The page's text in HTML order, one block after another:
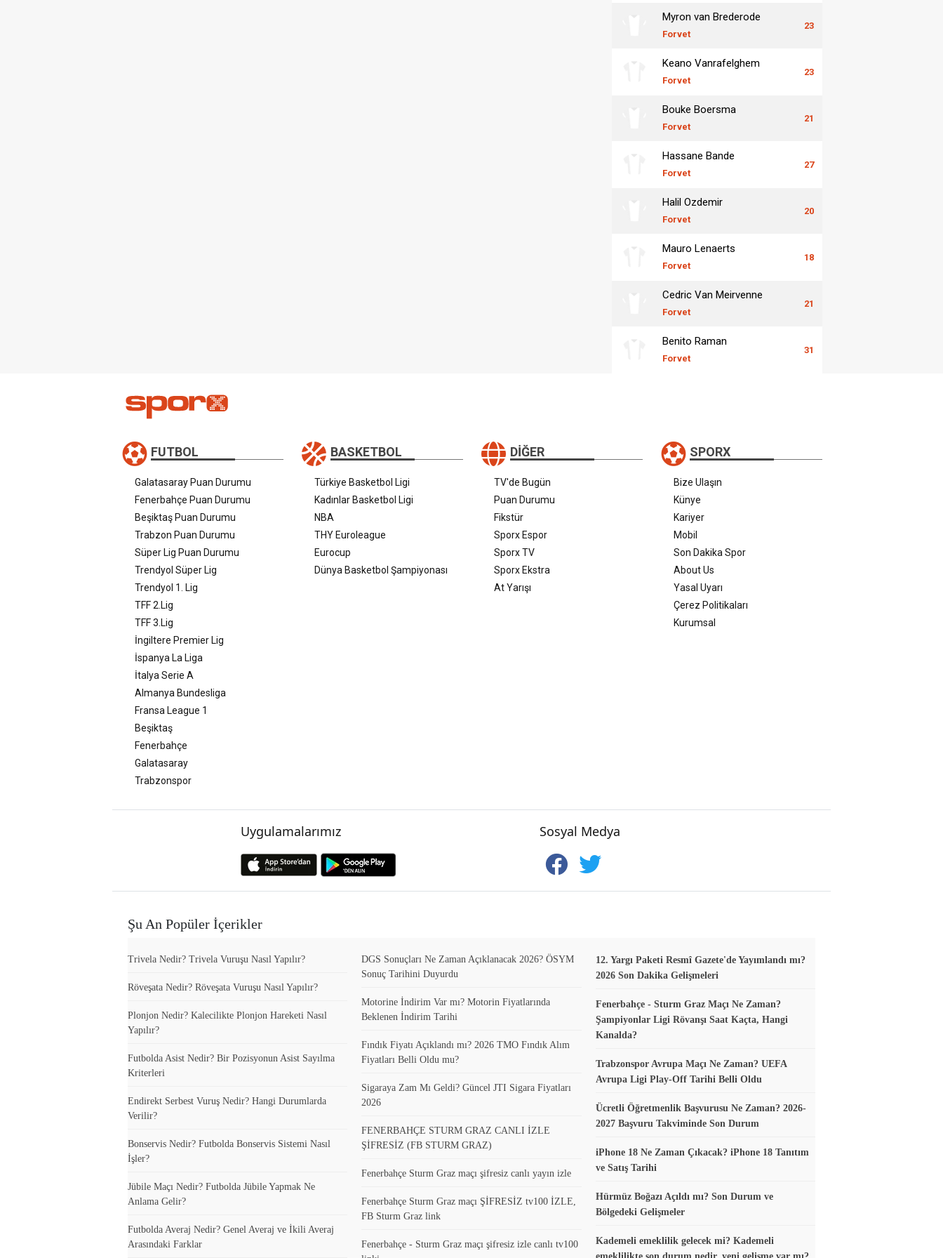
Myron van Brederode
Forvet
23
Keano Vanrafelghem
Forvet
23
Bouke Boersma
Forvet
21
Hassane Bande
Forvet
27
Halil Ozdemir
Forvet
20
Mauro Lenaerts
Forvet
18
Cedric Van Meirvenne
Forvet
21
Benito Raman
Forvet
31
FUTBOL
Galatasaray Puan Durumu
Fenerbahçe Puan Durumu
Beşiktaş Puan Durumu
Trabzon Puan Durumu
Süper Lig Puan Durumu
Trendyol Süper Lig
Trendyol 1. Lig
TFF 2.Lig
TFF 3.Lig
İngiltere Premier Lig
İspanya La Liga
İtalya Serie A
Almanya Bundesliga
Fransa League 1
Beşiktaş
Fenerbahçe
Galatasaray
Trabzonspor
BASKETBOL
Türkiye Basketbol Ligi
Kadınlar Basketbol Ligi
NBA
THY Euroleague
Eurocup
Dünya Basketbol Şampiyonası
DIĞER
TV'de Bugün
Puan Durumu
Fikstür
Sporx Espor
Sporx TV
Sporx Ekstra
At Yarışı
SPORX
Bize Ulaşın
Künye
Kariyer
Mobil
Son Dakika Spor
About Us
Yasal Uyarı
Çerez Politikaları
Kurumsal
Uygulamalarımız Sosyal Medya
Şu An Popüler İçerikler
Trivela Nedir? Trivela Vuruşu Nasıl Yapılır?
Röveşata Nedir? Röveşata Vuruşu Nasıl Yapılır?
Plonjon Nedir? Kalecilikte Plonjon Hareketi Nasıl
Yapılır?
Futbolda Asist Nedir? Bir Pozisyonun Asist Sayılma
Kriterleri
Endirekt Serbest Vuruş Nedir? Hangi Durumlarda
Verilir?
Bonservis Nedir? Futbolda Bonservis Sistemi Nasıl
İşler?
Jübile Maçı Nedir? Futbolda Jübile Yapmak Ne
Anlama Gelir?
Futbolda Averaj Nedir? Genel Averaj ve İkili Averaj
Arasındaki Farklar
DGS Sonuçları Ne Zaman Açıklanacak 2026? ÖSYM
Sonuç Tarihini Duyurdu
Motorine İndirim Var mı? Motorin Fiyatlarında
Beklenen İndirim Tarihi
Fındık Fiyatı Açıklandı mı? 2026 TMO Fındık Alım
Fiyatları Belli Oldu mu?
Sigaraya Zam Mı Geldi? Güncel JTI Sigara Fiyatları
2026
FENERBAHÇE STURM GRAZ CANLI İZLE
ŞİFRESİZ (FB STURM GRAZ)
Fenerbahçe Sturm Graz maçı şifresiz canlı yayın izle
Fenerbahçe Sturm Graz maçı ŞİFRESİZ tv100 İZLE,
FB Sturm Graz link
Fenerbahçe - Sturm Graz maçı şifresiz izle canlı tv100
12. Yargı Paketi Resmî Gazete'de Yayımlandı mı?
2026 Son Dakika Gelişmeleri
Fenerbahçe - Sturm Graz Maçı Ne Zaman?
Şampiyonlar Ligi Rövanşı Saat Kaçta, Hangi
Kanalda?
Trabzonspor Avrupa Maçı Ne Zaman? UEFA
Avrupa Ligi Play-Off Tarihi Belli Oldu
Ücretli Öğretmenlik Başvurusu Ne Zaman? 2026-
2027 Başvuru Takviminde Son Durum
iPhone 18 Ne Zaman Çıkacak? iPhone 18 Tanıtım
ve Satış Tarihi
Hürmüz Boğazı Açıldı mı? Son Durum ve
Bölgedeki Gelişmeler
Kademeli emeklilik gelecek mi? Kademeli